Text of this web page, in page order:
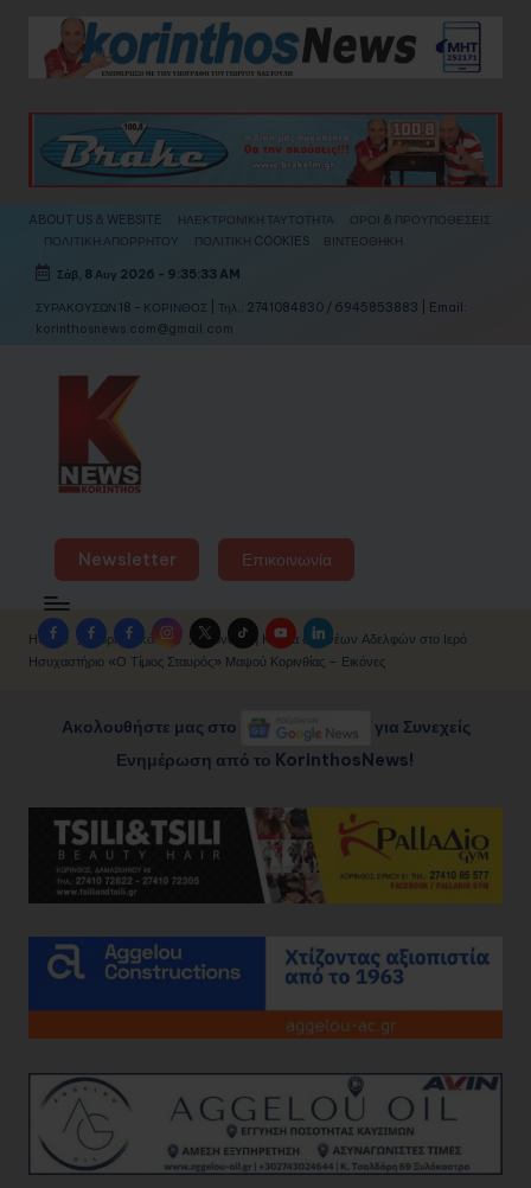
ABOUT US & WEBSITE ΗΛΕΚΤΡΟΝΙΚΗ ΤΑΥΤΟΤΗΤΑ
ΟΡΟΙ & ΠΡΟΥΠΟΘΕΣΕΙΣ
ΠΟΛΙΤΙΚΗ ΑΠΟΡΡΗΤΟΥ
ΠΟΛΙΤΙΚΗ COOKIES ΒΙΝΤΕΟΘΗΚΗ
Σάβ, 8 Αυγ 2026 - 9:35:36 AM
ΣΥΡΑΚΟΥΣΩΝ 18 - ΚΟΡΙΝΘΟΣ | Τηλ.: 2741084830 / 6945853883 | Email:
korinthosnews.com@gmail.com
Newsletter Επικοινωνία
Facebook
Group
Facebook
Page
Facebook
Page
Instagram
TwitterTikTokYouTubeLinkedIn
Home Κορινθιακά Νέα
Μοναχική Κουρά δύο νέων Αδελφών στο Ιερό
Ησυχαστήριο «Ο Τίμιος Σταυρός» Μαψού Κορινθίας – Εικόνες
Ακολουθήστε μας στο
για Συνεχείς
Ενημέρωση από το KorinthosNews!